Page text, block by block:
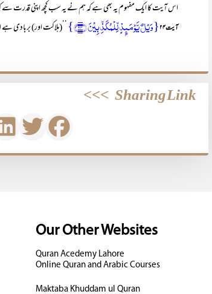
اس آیت کا ایک مفہوم یہ بھی ہے کہ ہم نے یہ سب کچھ اپنی قدرت سے
آیت ۲۴ {وَیۡلٌ یَّوۡمَئِذٍ لِّلۡمُکَذِّبِیۡنَ ﴿۲۴﴾} ’’(ہلاکت اور) بربادی
Sharing Link
>>>
Our Other Websites
Quran Acedemy Lahore
Online Quran and Arabic Courses
Maktaba Khuddam ul Quran